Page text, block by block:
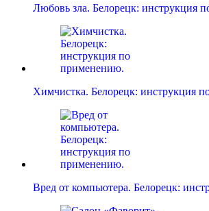
Любовь зла. Белорецк: инструкция
Химчистка. Белорецк: инструкция
Вред от компьютера. Белорецк: